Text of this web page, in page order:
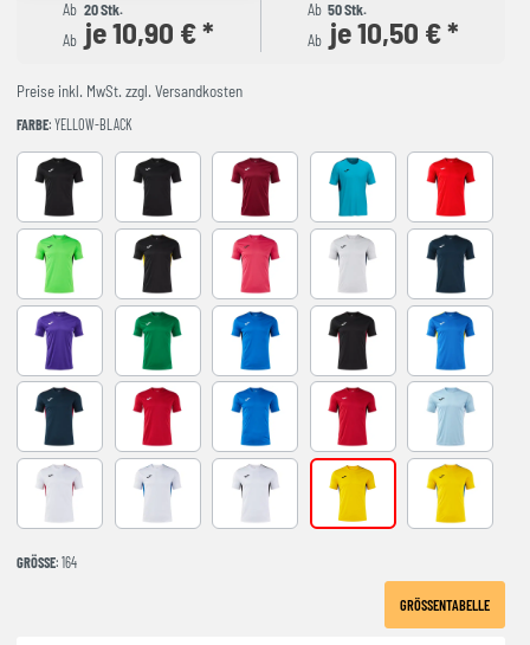
Ab 20 Stk.
Ab je 10,90 € *
Ab 50 Stk.
Ab je 10,50 € *
Preise inkl. MwSt. zzgl. Versandkosten
FARBE: YELLOW-BLACK
BLACK-ANTHRACITEBLACK-WHITE BURGUNDY FLUOR TURQUOISE RED-NAVY
VERDE FLUOR-NEGROBLACK-YELLOW FUCHSIA-BLACK NAVY-GREY
VIOLETA-BLANCO green ROYAL-BLACK BLACK-RED ROYAL-
NAVY-RED RED-WHITE ROYAL-WHITE RED-BLACK
WHITE-ROYAL WHITE-BLACK YELLOW-BLACK YELLOW-
GRÖSSE : 164
GRÖSSENTABELLE